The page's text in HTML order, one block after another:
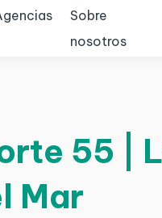
Sobre
nosotros
55 |
Mar